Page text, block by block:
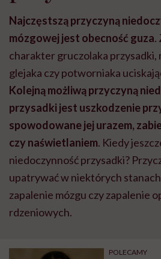
Najczęstszą przyczyną
mózgowej jest obecność guza.
charakter gruczolaka przysadki,
glejaka czy potworniaka
Kolejną możliwą przyczyną
przysadki jest uszkodzenie
spowodowane jej urazem,
czy naświetlaniem. Kiedy
niedoczynność przysadki?
upatrywać w niektórych
zapalenie mózgu czy zapalenie
rdzeniowych.
POLECAMY